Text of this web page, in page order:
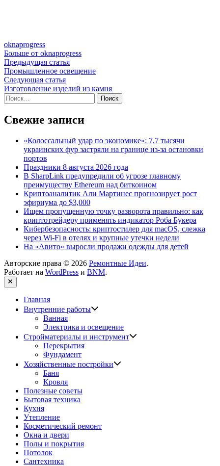
oknaprogress
Больше от oknaprogress
Навигация
по
записям
Предыдущая статьяПредыдущая
статья:
Промышленное освещение
Следующая статьяСледующая
статья:
Изготовление изделий из камня
Найти:
Свежие записи
«Колоссальный удар по экономике»: 7,7 тысячи
украинских фур застряли на границе из-за остановки
портов
Праздники 8 августа 2026 года
В SharpLink предупредили об угрозе главному
преимуществу Ethereum над биткоином
Криптоаналитик Али Мартинес прогнозирует рост
эфириума до $3,000
Ищем пропущенную точку разворота правильно: как
криптотрейдеру применять индикатор Роба Букера
Кибербезопасность: криптостилер для macOS, слежка
через Wi-Fi в отелях и крупные утечки недели
На «Авито» выросли продажи одежды для детей
Авторские права © 2026 Ремонтные Идеи.
Работает на WordPress и BNM.
Закрыть
Главная
Внутренние работы
Ванная
Электрика и освещение
Стройматериалы и инструмент
Перекрытия
Фундамент
Хозяйственные постройки
Баня
Кровля
Полезные советы
Бытовая техника
Кухня
Утепление
Косметический ремонт
Окна и двери
Полы и покрытия
Потолок
Сантехника